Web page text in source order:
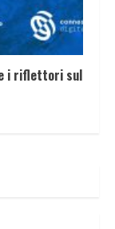
i riflettori sul